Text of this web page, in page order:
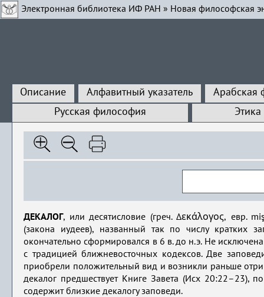
Электронная библиотека ИФ РАН » Новая философская
Описание Алфавитный указатель
Арабская
Русская философия
Этика
ДЕКАЛОГ, или десятисловие (греч. Δεκάλογος, евр.
(закона иудеев), названный так по числу кратких
окончательно сформировался в 6 в. до н.э. Не
с традицией ближневосточных кодексов. Две
приобрели положительный вид и возникли раньше
декалог предшествует Книге Завета (Исх 20:22–23),
содержит близкие декалогу заповеди.